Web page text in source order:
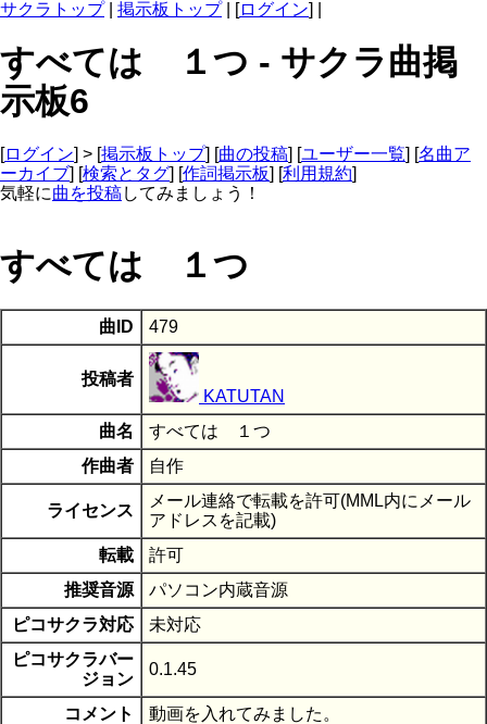
サクラトップ| 掲示板トップ| [ログイン] |
すべては １つ - サクラ曲掲
示板6
[ログイン] > [掲示板トップ] [曲の投稿] [ユーザー一覧] [名曲ア
ーカイブ] [検索とタグ] [作詞掲示板] [利用規約]
気軽に曲を投稿してみましょう！
すべては １つ
曲ID 479
投稿者
KATUTAN
曲名
すべては １つ
作曲者
自作
ライセンス
メール連絡で転載を許可(MML内にメール
アドレスを記載)
転載
許可
推奨音源
パソコン内蔵音源
ピコサクラ対応
未対応
ピコサクラバー
ジョン
0.1.45
コメント 動画を入れてみました。